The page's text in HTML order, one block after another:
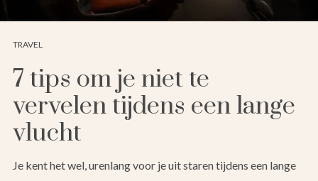
TRAVEL
7 tips om je niet te
vervelen tijdens een lange
vlucht
Je kent het wel, urenlang voor je uit staren tijdens een lange